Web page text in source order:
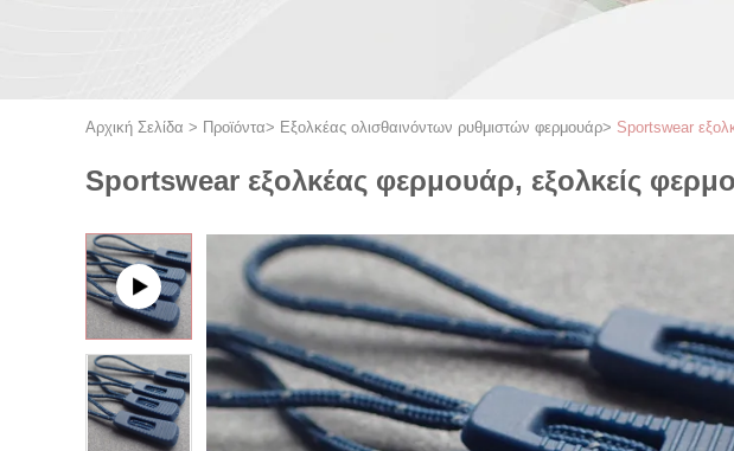
Αρχική Σελίδα > Προϊόντα> Εξολκέας ολισθαινόντων ρυθμιστών φερμουάρ> Sportswear
Sportswear εξολκέας φερμουάρ, εξολκείς